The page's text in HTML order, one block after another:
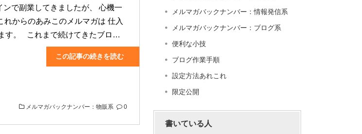
で副業してきましたが、 心機一
れからのあみこのメルマガは 仕入
す。 これまで続けてきたブロ…
この記事の続きを読む
メルマガバックナンバー：物販系 0
メルマガバックナンバー：情報発信系
メルマガバックナンバー：ブログ系
便利な小技
ブログ作業手順
設定方法あれこれ
限定公開
書いている人